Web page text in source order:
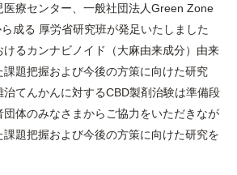
医療センター、一般社団法人Green Zone
成る 厚労省研究班が発足いたしました
けるカンナビノイド（大麻由来成分）由来
課題把握および今後の方策に向けた研究
てんかんに対するCBD製剤治験は準備段
体のみなさまからご協力をいただきなが
課題把握および今後の方策に向けた研究を